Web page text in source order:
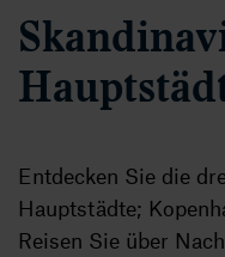
Entdecken Sie die
Hauptstädte;
Reisen Sie über